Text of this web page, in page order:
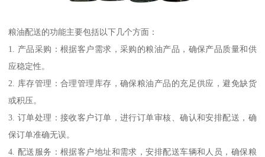
粮油配送的功能主要包括以下几个方面：
1. 产品采购：根据客户需求，采购的粮油产品，确保产品质量和供
应稳定性。
2. 库存管理：合理管理库存，确保粮油产品的充足供应，避免缺货
或积压。
3. 订单处理：接收客户订单，进行订单审核、确认和安排配送，确
保订单准确无误。
4. 配送服务：根据客户地址和需求，安排配送车辆和人员，确保粮